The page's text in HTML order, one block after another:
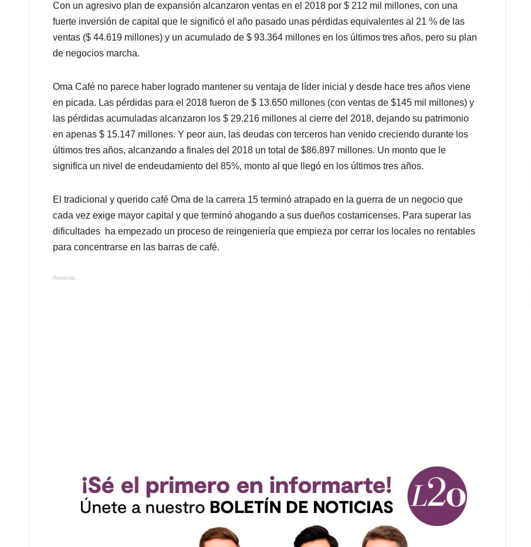
Con un agresivo plan de expansión alcanzaron ventas en el 2018 por $ 212 mil millones, con una
fuerte inversión de capital que le significó el año pasado unas pérdidas equivalentes al 21 % de las
ventas ($ 44.619 millones) y un acumulado de $ 93.364 millones en los últimos tres años, pero su plan
de negocios marcha.
Oma Café no parece haber logrado mantener su ventaja de líder inicial y desde hace tres años viene
en picada. Las pérdidas para el 2018 fueron de $ 13.650 millones (con ventas de $145 mil millones) y
las pérdidas acumuladas alcanzaron los $ 29.216 millones al cierre del 2018, dejando su patrimonio
en apenas $ 15.147 millones. Y peor aun, las deudas con terceros han venido creciendo durante los
últimos tres años, alcanzando a finales del 2018 un total de $86.897 millones. Un monto que le
significa un nivel de endeudamiento del 85%, monto al que llegó en los últimos tres años.
El tradicional y querido café Oma de la carrera 15 terminó atrapado en la guerra de un negocio que
cada vez exige mayor capital y que terminó ahogando a sus dueños costarricenses. Para superar las
dificultades ha empezado un proceso de reingeniería que empieza por cerrar los locales no rentables
para concentrarse en las barras de café.
Anuncios.